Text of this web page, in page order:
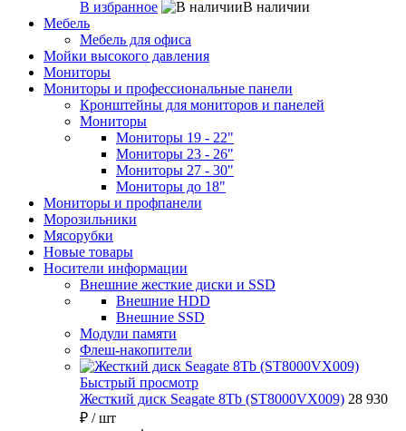
В избранное
В наличии
Мебель
Мебель для офиса
Мойки высокого давления
Мониторы
Мониторы и профессиональные панели
Кронштейны для мониторов и панелей
Мониторы
Мониторы 19 - 22"
Мониторы 23 - 26"
Мониторы 27 - 30"
Мониторы до 18"
Мониторы и профпанели
Морозильники
Мясорубки
Новые товары
Носители информации
Внешние жесткие диски и SSD
Внешние HDD
Внешние SSD
Модули памяти
Флеш-накопители
Быстрый просмотр
Жесткий диск Seagate 8Tb (ST8000VX009) 28 930
₽ / шт